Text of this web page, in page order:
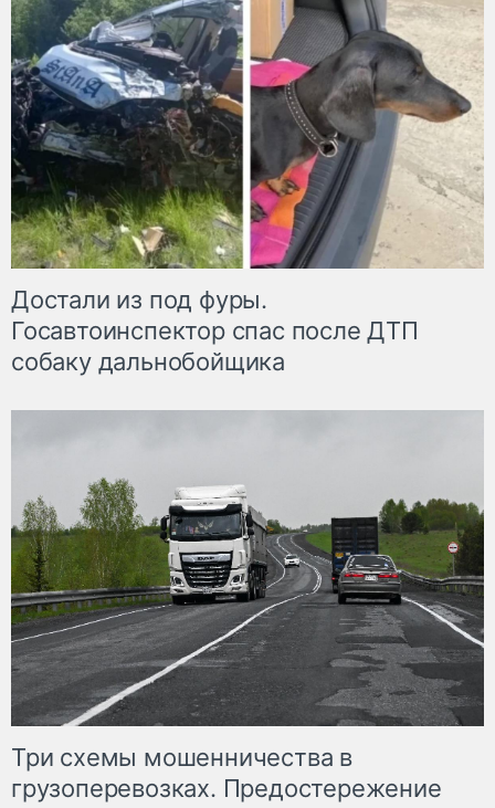
Достали из под фуры.
Госавтоинспектор спас после ДТП
собаку дальнобойщика
Три схемы мошенничества в
грузоперевозках. Предостережение